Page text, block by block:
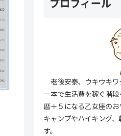
老後安泰、ウキウキ
一本で生活費を稼ぐ階
暦＋５になる乙女座のお
キャンプやハイキング
す。